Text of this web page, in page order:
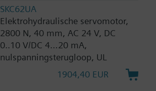
SKC62UA
Elektrohydraulische servomotor,
2800 N, 40 mm, AC 24 V, DC
0..10 V/DC 4…20 mA,
nulspanningsterugloop, UL
1904,40 EUR